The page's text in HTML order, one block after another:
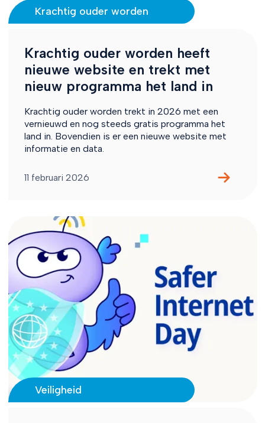
Krachtig ouder worden
Krachtig ouder worden heeft
nieuwe website en trekt met
nieuw programma het land in
Krachtig ouder worden trekt in 2026 met een
vernieuwd en nog steeds gratis programma het
land in. Bovendien is er een nieuwe website met
informatie en data.
11 februari 2026
Veiligheid